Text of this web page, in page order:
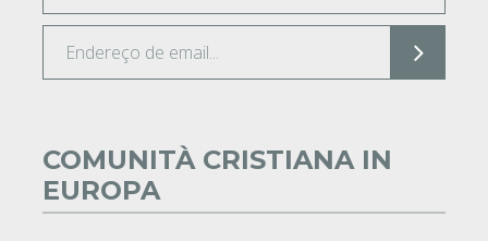
COMUNITÀ CRISTIANA IN
EUROPA